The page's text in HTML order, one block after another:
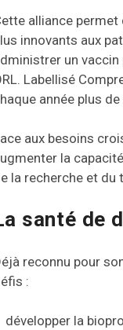
alliance
innovants aux
un
Labellisé
année plus
aux besoins
la
la recherche et du
santé de
reconnu pour
:
développer la